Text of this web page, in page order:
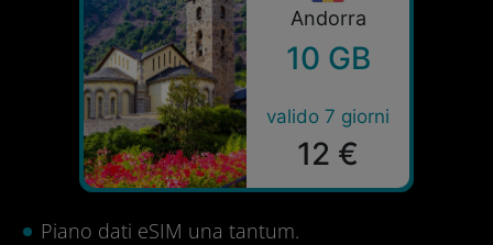
Andorra
10 GB
valido 7 giorni
12 €
Piano dati eSIM una tantum.